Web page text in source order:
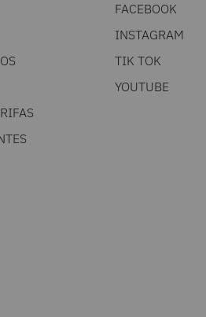
FACEBOOK
INSTAGRAM
TIK TOK
YOUTUBE